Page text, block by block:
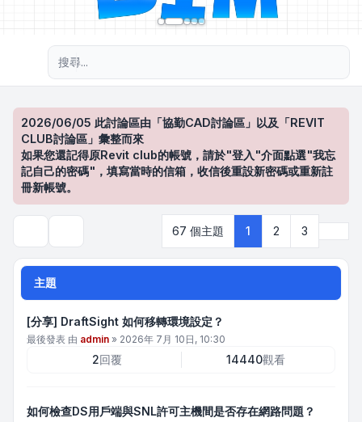
2026/06/05 此討論區由「協勤CAD討論區」以及「REVIT
CLUB討論區」彙整而來
如果您還記得原Revit club的帳號，請於"登入"介面點選"我忘
記自己的密碼"，填寫當時的信箱，收信後重設新密碼或重新註
冊新帳號。
67 個主題 1 2 3
主題
[分享] DraftSight 如何移轉環境設定？
最後發表 由 admin » 2026年 7月 10日, 10:30
2回覆 14440觀看
如何檢查DS用戶端與SNL許可主機間是否存在網路問題？